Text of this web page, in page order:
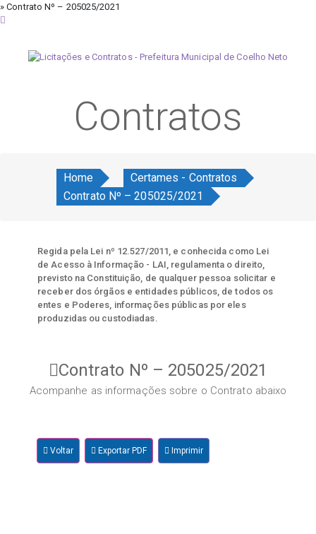
» Contrato Nº – 205025/2021
Contratos
Home
Certames - Contratos
Contrato Nº – 205025/2021
Regida pela Lei nº 12.527/2011, e conhecida como Lei
de Acesso à Informação - LAI, regulamenta o direito,
previsto na Constituição, de qualquer pessoa solicitar e
receber dos órgãos e entidades públicos, de todos os
entes e Poderes, informações públicas por eles
produzidas ou custodiadas.
Contrato Nº – 205025/2021
Acompanhe as informações sobre o Contrato abaixo
Voltar Exportar PDF Imprimir